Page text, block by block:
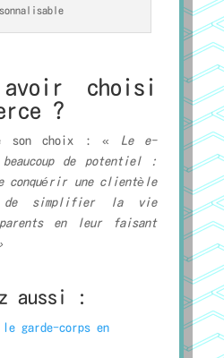
avoir choisi
?
son choix : « Le e-
beaucoup de potentiel :
conquérir une clientèle
simplifier la vie
en leur faisant
aussi :
garde-corps en